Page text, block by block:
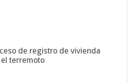
de registro de vivienda
terremoto